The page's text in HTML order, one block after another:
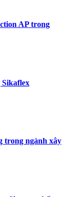
AP trong
trong ngành xây